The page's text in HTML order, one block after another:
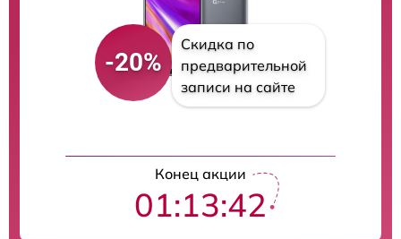
-20%
Скидка по
предварительной
записи на сайте
Конец акции
01:13:41